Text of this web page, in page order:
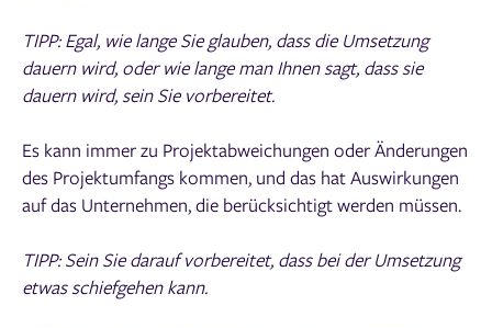
TIPP: Egal, wie lange Sie glauben, dass die Umsetzung
dauern wird, oder wie lange man Ihnen sagt, dass sie
dauern wird, sein Sie vorbereitet.
Es kann immer zu Projektabweichungen oder Änderungen
des Projektumfangs kommen, und das hat Auswirkungen
auf das Unternehmen, die berücksichtigt werden müssen.
TIPP: Sein Sie darauf vorbereitet, dass bei der Umsetzung
etwas schiefgehen kann.